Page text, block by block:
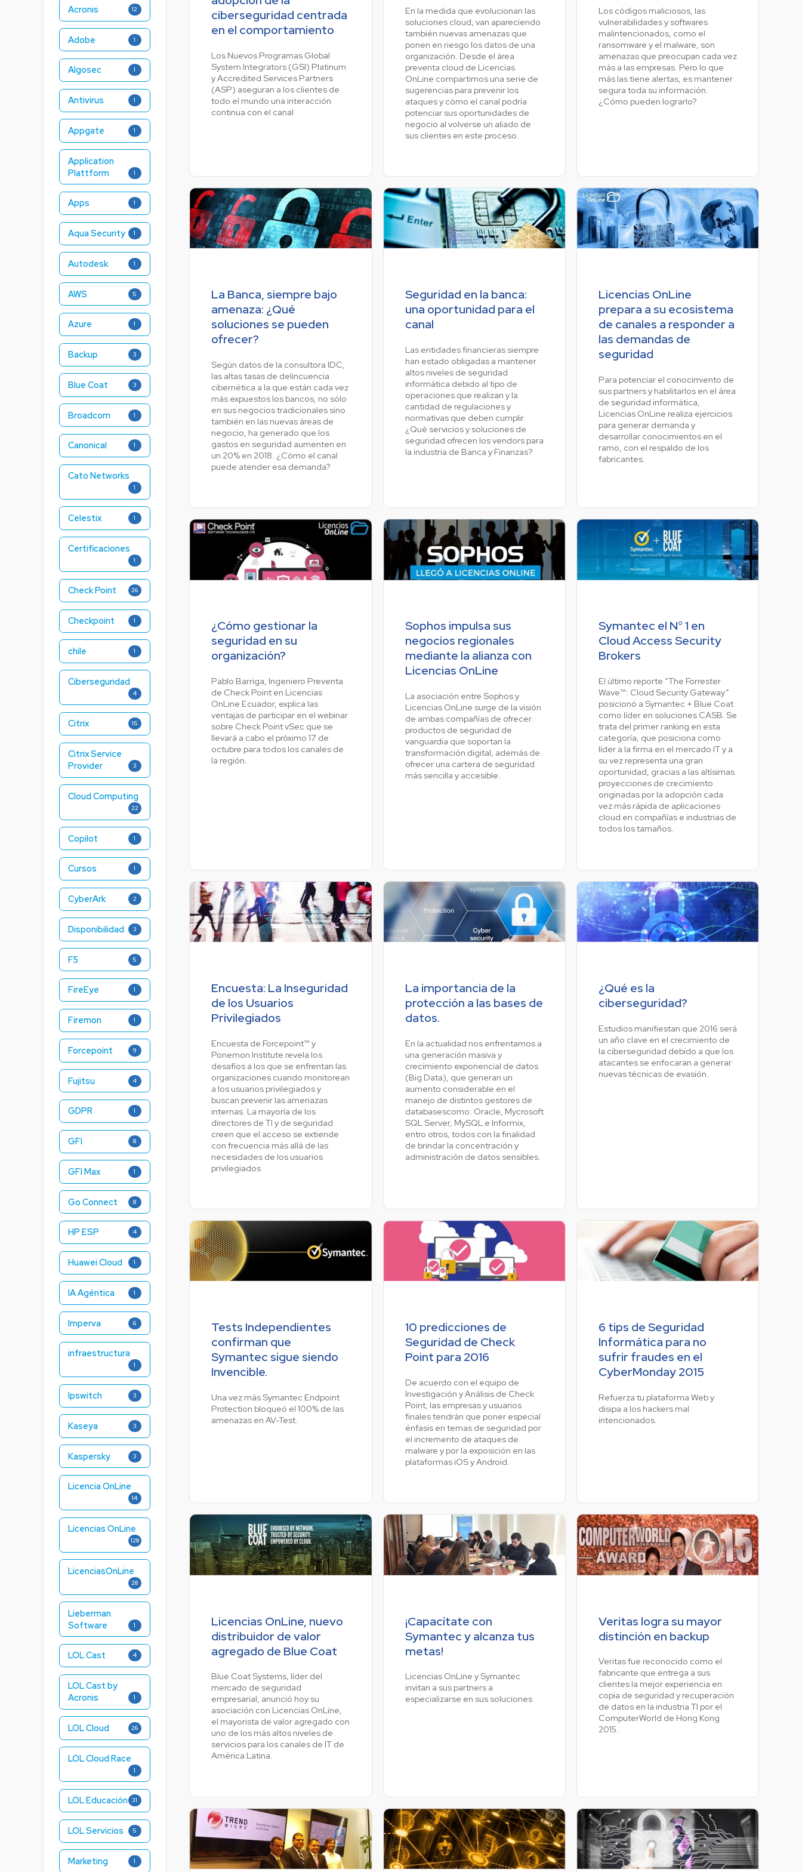
Ver todos los productos y soluciones
Acronis 12
Adobe 1
Algosec 1
Antivirus 1
Appgate 1
Application
Plattform
1
Apps 1
Aqua Security 1
Autodesk 1
AWS 5
Azure 1
Backup 3
Blue Coat 3
Broadcom 1
Canonical 1
Cato Networks
1
Celestix 1
Certificaciones
1
Check Point 26
Checkpoint 1
chile 1
Ciberseguridad
4
Citrix 15
Citrix Service
Provider
3
Cloud Computing
22
Copilot 1
Cursos 1
CyberArk 2
Disponibilidad 3
F5 5
FireEye 1
Firemon 1
Forcepoint 9
Fujitsu 4
GDPR 1
GFI 8
GFI Max 1
Go Connect 8
HP ESP 4
Huawei Cloud 1
IA Agéntica 1
Imperva 6
infraestructura
1
Ipswitch 3
Kaseya 3
Kaspersky 3
Licencia OnLine
14
Licencias OnLine
128
LicenciasOnLine
28
Lieberman
Software
1
LOL Cast 4
LOL Cast by
Acronis
1
LOL Cloud 26
LOL Cloud Race
1
LOL Educación 31
LOL Servicios 5
Marketing 1
ciberseguridad centrada
en el comportamiento
Los Nuevos Programas Global
System Integrators (GSI) Platinum
y Accredited Services Partners
(ASP) aseguran a los clientes de
todo el mundo una interacción
continua con el canal
En la medida que evolucionan las
soluciones cloud, van apareciendo
también nuevas amenazas que
ponen en riesgo los datos de una
organización. Desde el área
preventa cloud de Licencias
OnLine compartimos una serie de
sugerencias para prevenir los
ataques y cómo el canal podría
potenciar sus oportunidades de
negocio al volverse un aliado de
sus clientes en este proceso.
Los códigos maliciosos, las
vulnerabilidades y softwares
malintencionados, como el
ransomware y el malware, son
amenazas que preocupan cada vez
más a las empresas. Pero lo que
más las tiene alertas, es mantener
segura toda su información.
¿Cómo pueden lograrlo?
La Banca, siempre bajo
amenaza: ¿Qué
soluciones se pueden
ofrecer?
Según datos de la consultora IDC,
las altas tasas de delincuencia
cibernética a la que están cada vez
más expuestos los bancos, no sólo
en sus negocios tradicionales sino
también en las nuevas áreas de
negocio, ha generado que los
gastos en seguridad aumenten en
un 20% en 2018. ¿Cómo el canal
puede atender esa demanda?
Seguridad en la banca:
una oportunidad para el
canal
Las entidades financieras siempre
han estado obligadas a mantener
altos niveles de seguridad
informática debido al tipo de
operaciones que realizan y la
cantidad de regulaciones y
normativas que deben cumplir.
¿Qué servicios y soluciones de
seguridad ofrecen los vendors para
la industria de Banca y Finanzas?
Licencias OnLine
prepara a su ecosistema
de canales a responder a
las demandas de
seguridad
Para potenciar el conocimiento de
sus partners y habilitarlos en el área
de seguridad informática,
Licencias OnLine realiza ejercicios
para generar demanda y
desarrollar conocimientos en el
ramo, con el respaldo de los
fabricantes.
¿Cómo gestionar la
seguridad en su
organización?
Pablo Barriga, Ingeniero Preventa
de Check Point en Licencias
OnLine Ecuador, explica las
ventajas de participar en el webinar
sobre Check Point vSec que se
llevará a cabo el próximo 17 de
octubre para todos los canales de
la región.
Sophos impulsa sus
negocios regionales
mediante la alianza con
Licencias OnLine
La asociación entre Sophos y
Licencias OnLine surge de la visión
de ambas compañías de ofrecer
productos de seguridad de
vanguardia que soportan la
transformación digital, además de
ofrecer una cartera de seguridad
más sencilla y accesible.
Symantec el N° 1 en
Cloud Access Security
Brokers
El último reporte “The Forrester
Wave™: Cloud Security Gateway”
posicionó a Symantec + Blue Coat
como líder en soluciones CASB. Se
trata del primer ranking en esta
categoría, que posiciona como
líder a la firma en el mercado IT y a
su vez representa una gran
oportunidad, gracias a las altísimas
proyecciones de crecimiento
originadas por la adopción cada
vez más rápida de aplicaciones
cloud en compañías e industrias de
todos los tamaños.
Encuesta: La Inseguridad
de los Usuarios
Privilegiados
Encuesta de Forcepoint™ y
Ponemon Institute revela los
desafíos a los que se enfrentan las
organizaciones cuando monitorean
a los usuarios privilegiados y
buscan prevenir las amenazas
internas. La mayoría de los
directores de TI y de seguridad
creen que el acceso se extiende
con frecuencia más allá de las
necesidades de los usuarios
privilegiados
La importancia de la
protección a las bases de
datos.
En la actualidad nos enfrentamos a
una generación masiva y
crecimiento exponencial de datos
(Big Data), que generan un
aumento considerable en el
manejo de distintos gestores de
databasescomo: Oracle, Mycrosoft
SQL Server, MySQL e Informix,
entro otros, todos con la finalidad
de brindar la concentración y
administración de datos sensibles.
¿Qué es la
ciberseguridad?
Estudios manifiestan que 2016 será
un año clave en el crecimiento de
la ciberseguridad debido a que los
atacantes se enfocaran a generar
nuevas técnicas de evasión.
Tests Independientes
confirman que
Symantec sigue siendo
Invencible.
Una vez más Symantec Endpoint
Protection bloqueó el 100% de las
amenazas en AV-Test.
10 predicciones de
Seguridad de Check
Point para 2016
De acuerdo con el equipo de
Investigación y Análisis de Check
Point, las empresas y usuarios
finales tendrán que poner especial
énfasis en temas de seguridad por
el incremento de ataques de
malware y por la exposición en las
plataformas iOS y Android.
6 tips de Seguridad
Informática para no
sufrir fraudes en el
CyberMonday 2015
Refuerza tu plataforma Web y
disipa a los hackers mal
intencionados.
Licencias OnLine, nuevo
distribuidor de valor
agregado de Blue Coat
Blue Coat Systems, líder del
mercado de seguridad
empresarial, anunció hoy su
asociación con Licencias OnLine,
el mayorista de valor agregado con
uno de los más altos niveles de
servicios para los canales de IT de
América Latina.
¡Capacítate con
Symantec y alcanza tus
metas!
Licencias OnLine y Symantec
invitan a sus partners a
especializarse en sus soluciones
Veritas logra su mayor
distinción en backup
Veritas fue reconocido como el
fabricante que entrega a sus
clientes la mejor experiencia en
copia de seguridad y recuperación
de datos en la industria TI por el
ComputerWorld de Hong Kong
2015.